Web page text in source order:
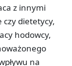
z innymi
dietetycy,
hodowcy,
na